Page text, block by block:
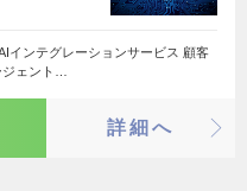
インテグレーションサービス 顧客
ェント…
詳細へ